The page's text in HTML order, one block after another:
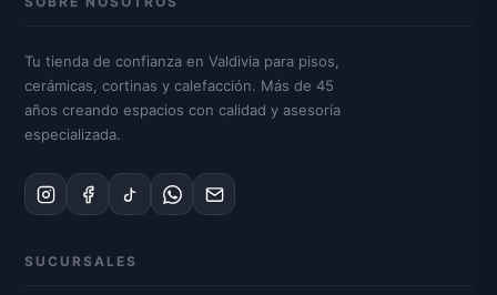
Tu tienda de confianza en Valdivia para pisos,
cerámicas, cortinas y calefacción. Más de 45
años creando espacios con calidad y asesoría
especializada.
SUCURSALES